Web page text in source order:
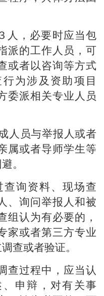
人，必要时应当包
派的工作人员，可
或者以咨询等方式
为涉及资助项目
委派相关专业人员
人员与举报人或者
属或者导师学生等
。
查询资料、现场查
、询问举报人和被
组认为有必要的，
家或者第三方专业
查或者验证。
查过程中，应当认
申辩，对有关事